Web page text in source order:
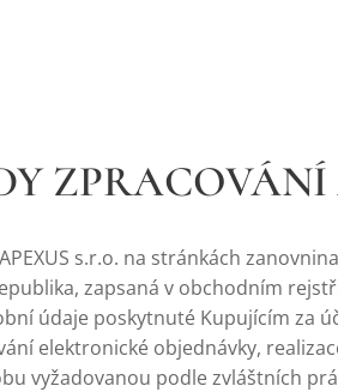
s.r.o. na stránkách
zapsaná v obchodním
údaje poskytnuté Kupujícím za
elektronické objednávky,
vyžadovanou podle zvláštních